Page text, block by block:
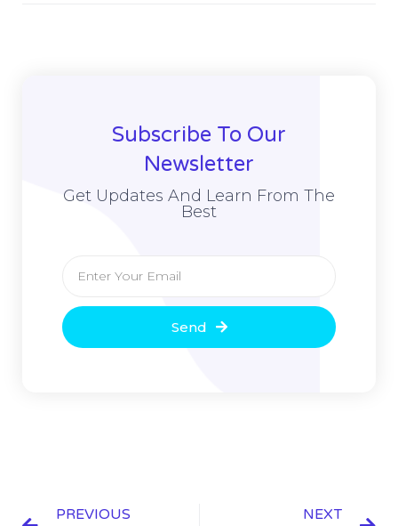
Subscribe To Our
Newsletter
Get Updates And Learn From The
Best
Send
PREVIOUS NEXT